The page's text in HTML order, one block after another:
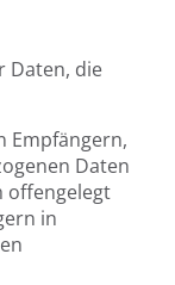
Daten, die
Empfängern,
Daten
offengelegt
in